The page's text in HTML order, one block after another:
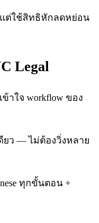
แต่ใช้สิทธิหักลดหย่อน
Legal
าใจ workflow ของ
ยว — ไม่ต้องวิ่งหลาย
ทุกขั้นตอน +